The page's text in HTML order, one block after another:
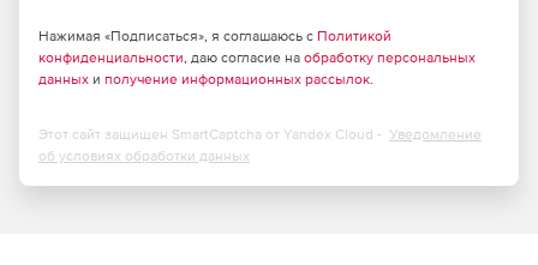
Pentium G
Нажимая «Подписаться», я соглашаюсь с Политикой
конфиденциальности, даю согласие на обработку персональных
данных и получение информационных рассылок.
Этот сайт защищен SmartCaptcha от Yandex Cloud - Уведомление
об условиях обработки данных